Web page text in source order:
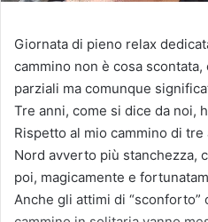
Giornata di pieno relax
cammino non è cosa
parziali ma comunque
Tre anni, come si dice da noi,
Rispetto al mio cammino di
Nord avverto più stanchezza,
poi, magicamente e
Anche gli attimi di